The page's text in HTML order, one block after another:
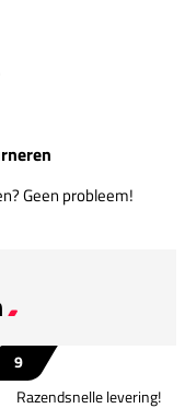
Geen probleem!
9
Razendsnelle levering!